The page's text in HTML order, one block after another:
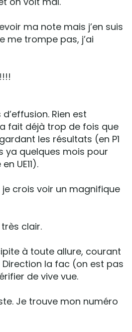
ma note mais j’en suis
me trompe pas, j’ai
d’effusion. Rien est
fait déjà trop de fois que
les résultats (en P1
ya quelques mois pour
UE11).
je crois voir un magnifique
clair.
à toute allure, courant
la fac (on est pas
de vive vue.
Je trouve mon numéro